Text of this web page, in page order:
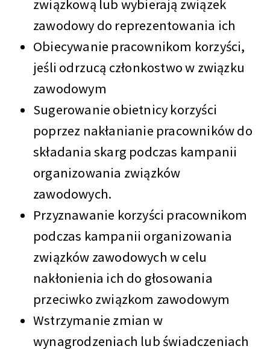
związkową lub wybierają związek
zawodowy do reprezentowania ich
Obiecywanie pracownikom korzyści,
jeśli odrzucą członkostwo w związku
zawodowym
Sugerowanie obietnicy korzyści
poprzez nakłanianie pracowników do
składania skarg podczas kampanii
organizowania związków
zawodowych.
Przyznawanie korzyści pracownikom
podczas kampanii organizowania
związków zawodowych w celu
nakłonienia ich do głosowania
przeciwko związkom zawodowym
Wstrzymanie zmian w
wynagrodzeniach lub świadczeniach